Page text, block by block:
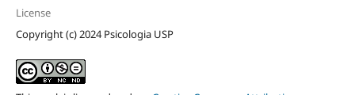
License
Copyright (c) 2024 Psicologia USP